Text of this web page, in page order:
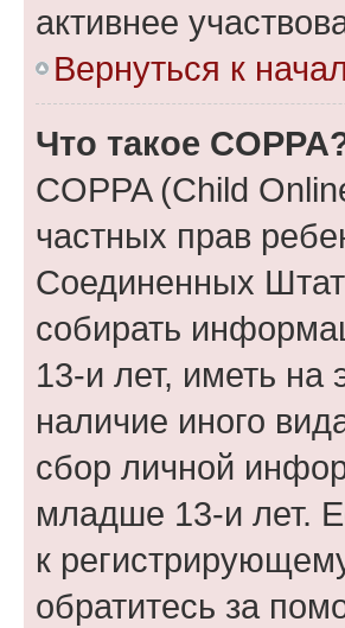
активнее
Вернуться к
Что такое
COPPA (Child
частных прав
Соединенных
собирать
13-и лет, иметь на
наличие иного
сбор личной
младше 13-и лет.
к
обратитесь за